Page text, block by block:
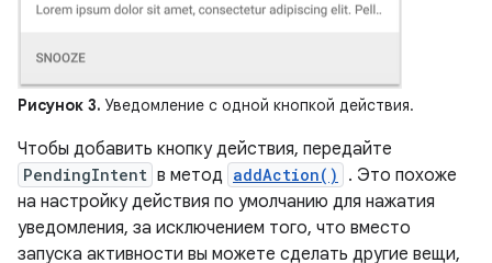
Рисунок 3. Уведомление с одной кнопкой действия.
Чтобы добавить кнопку действия, передайте
PendingIntent в метод addAction()
. Это похоже
на настройку действия по умолчанию для нажатия
уведомления, за исключением того, что вместо
запуска активности вы можете сделать другие вещи,